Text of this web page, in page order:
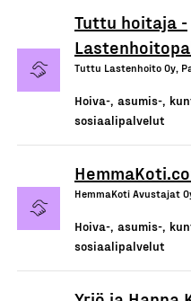
Tuttu hoitaja -
Tuttu Lastenhoito Oy,
Hoiva-, asumis-,
sosiaalipalvelut
HemmaKoti Avustajat
Hoiva-, asumis-,
sosiaalipalvelut